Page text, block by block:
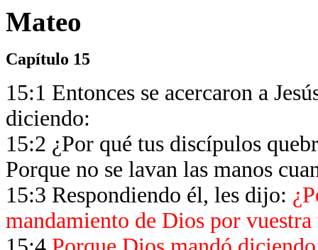
Mateo
Capítulo 15
15:1 Entonces se acercaron a
diciendo:
15:2 ¿Por qué tus discípulos
Porque no se lavan las manos
15:3 Respondiendo él, les dijo:
mandamiento de Dios por